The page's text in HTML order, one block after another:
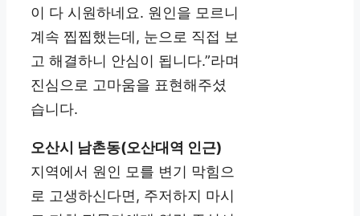
이 다 시원하네요. 원인을 모르니
계속 찝찝했는데, 눈으로 직접 보
고 해결하니 안심이 됩니다.”라며
진심으로 고마움을 표현해주셨
습니다.
오산시 남촌동(오산대역 인근)
지역에서 원인 모를 변기 막힘으
로 고생하신다면, 주저하지 마시